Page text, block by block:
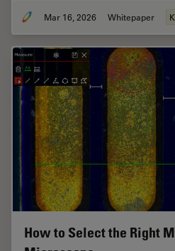
Mar 16, 2026 Whitepaper
How to Select the Right